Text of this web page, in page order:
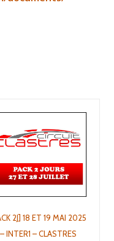
2J] 18 ET 19 MAI 2025
– INTER1 – CLASTRES